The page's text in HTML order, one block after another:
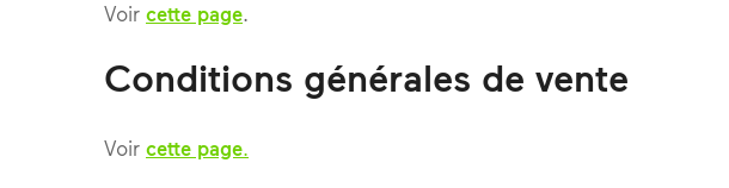
Voir cette page.
Conditions générales de vente
Voir cette page.